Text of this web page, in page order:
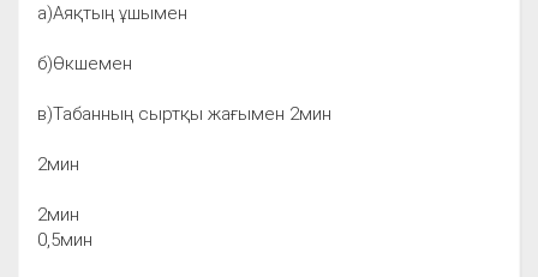
а)Аяқтың ұшымен
б)Өкшемен
в)Табанның сыртқы жағымен 2мин
2мин
2мин
0,5мин